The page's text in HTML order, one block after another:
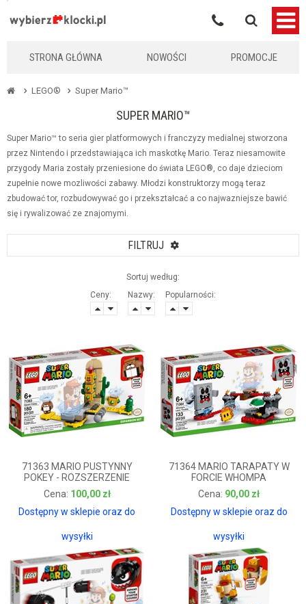
KLOCKIKOLEGO
STRONA GŁÓWNA NOWOŚCI PROMOCJE
LEGO® Super Mario™
SUPER MARIO™
Super Mario™ to seria gier platformowych i franczyzy medialnej stworzona
przez Nintendo i przedstawiająca ich maskotkę Mario. Teraz niesamowite
przygody Maria zostały przeniesione do świata LEGO®, co daje dzieciom
zupełnie nowe mozliwości zabawy. Młodzi konstruktorzy mogą teraz
zbudować tor, rozbudowywać go i przekształcać a co najwazniejsze bawić
się i rywalizować ze znajomymi.
FILTRUJ
Sortuj według:
Ceny:
Nazwy: Popularności:
71363 MARIO PUSTYNNY
POKEY - ROZSZERZENIE
100,00 zł
Dostępny w sklepie oraz do
wysyłki
100,00 zł
71364 MARIO TARAPATY W
FORCIE WHOMPA
90,00 zł
Dostępny w sklepie oraz do
wysyłki
90,00 zł